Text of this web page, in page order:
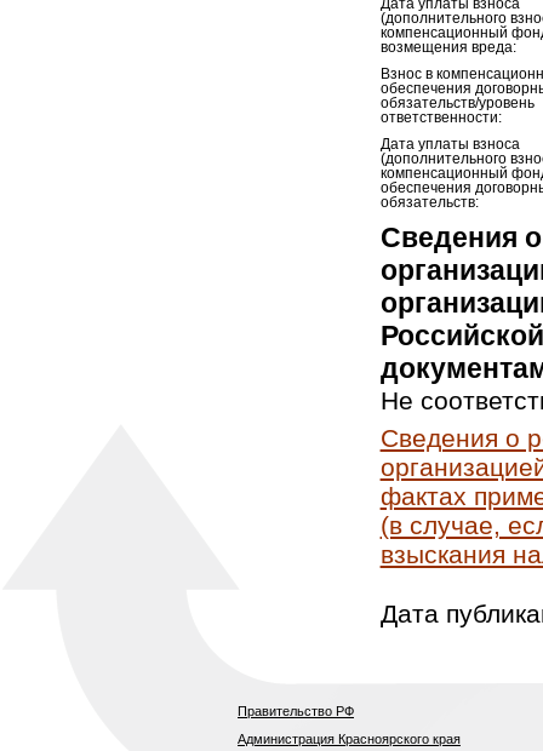
Дата уплаты взноса
(дополнительного
компенсационный
возмещения вреда:
Взнос в
обеспечения
обязательств/уровень
ответственности:
Дата уплаты взноса
(дополнительного
компенсационный
обеспечения
обязательств:
Сведения
Не
Сведения о
фактах
(в случае,
взыскания
Дата
Правительство РФ
Администрация Красноярского края